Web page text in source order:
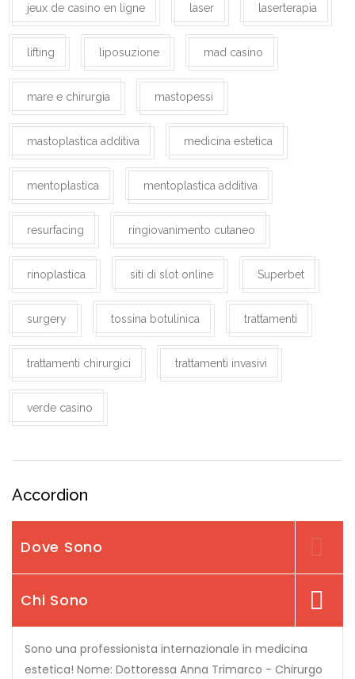
jeux de casino en ligne laser laserterapia
lifting liposuzione mad casino
mare e chirurgia mastopessi
mastoplastica additiva medicina estetica
mentoplastica mentoplastica additiva
resurfacing ringiovanimento cutaneo
rinoplastica siti di slot online Superbet
surgery tossina botulinica trattamenti
trattamenti chirurgici trattamenti invasivi
verde casino
Accordion
Dove Sono
Chi Sono
Sono una professionista internazionale in medicina
estetica! Nome: Dottoressa Anna Trimarco - Chirurgo